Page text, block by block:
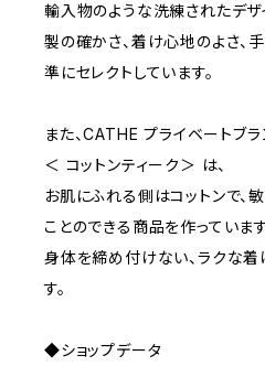
E70
YELLOW
PURPLE
BLUE
ORANGE
5000~
輸入物のような洗練されたデザ
製の確かさ、着け心地のよさ、
準にセレクトしています。
また、CATHE プライベートブ
＜ コットンティーク＞ は、
お肌にふれる側はコットンで、
ことのできる商品を作っています
身体を締め付けない、ラクな
す。
◆ショップデータ